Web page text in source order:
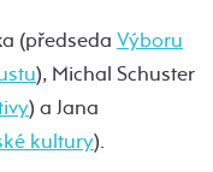
(předseda Výboru
), Michal Schuster
) a Jana
kultury).